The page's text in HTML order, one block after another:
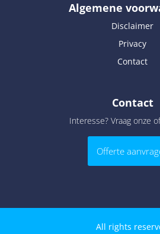
Algemene
Disclaimer
Privacy
Contact
Contact
Interesse? Vraag onze
Offerte
All rights